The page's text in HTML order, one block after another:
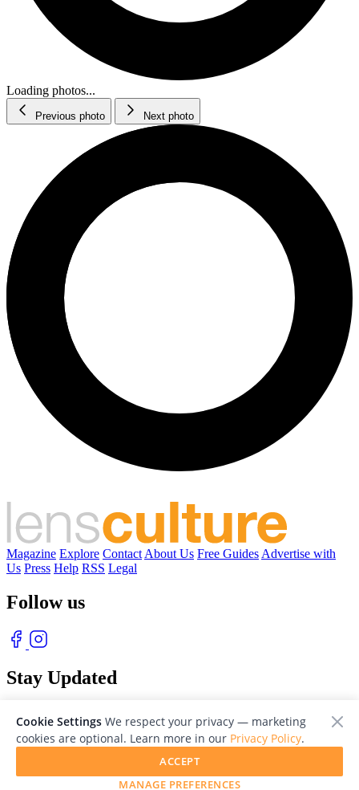
Loading photos...
Previous photo Next photo
Magazine Explore Contact About Us Free Guides Advertise with
Us Press Help RSS Legal
Follow us
Stay Updated
© 2026 LensCulture, Inc. Photographs © of their respective owners.
Cookie Settings We respect your privacy — marketing
cookies are optional. Learn more in our Privacy Policy.
MANAGE PREFERENCES
ACCEPT